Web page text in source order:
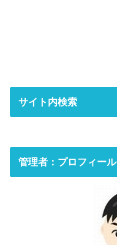
サイト内検索
管理者：プロフィール